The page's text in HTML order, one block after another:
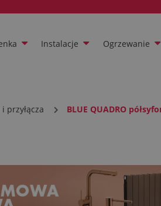
Instalacje Ogrzewanie
przyłącza BLUE QUADRO